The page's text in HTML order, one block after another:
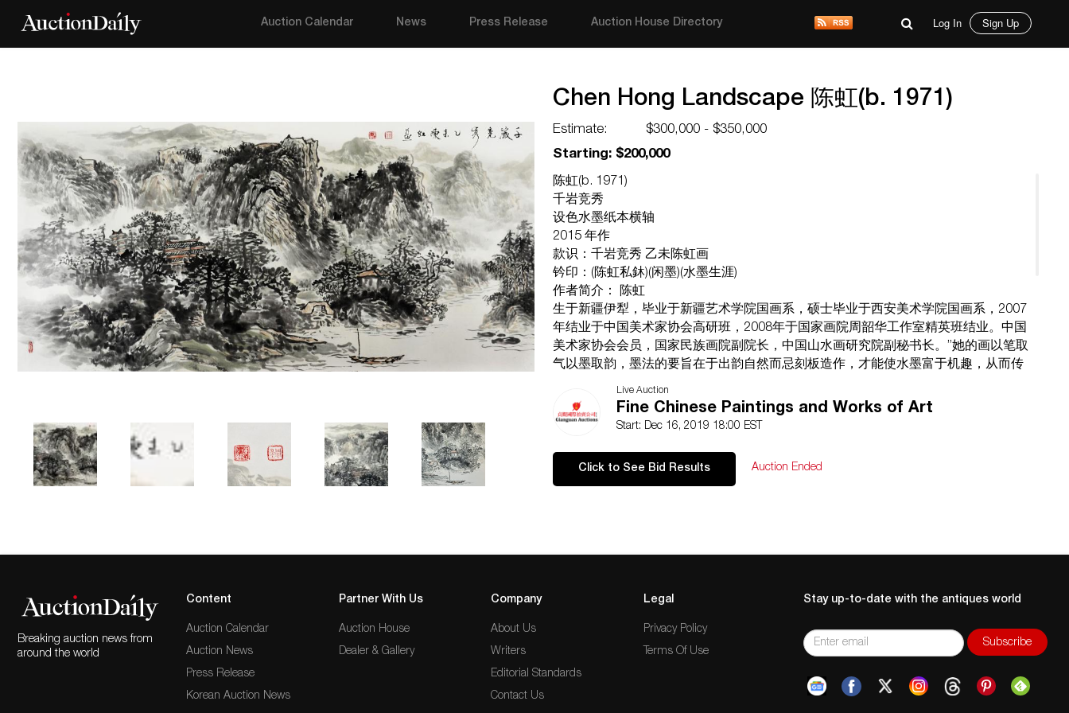
Auction Calendar News Press Release Auction House Directory Log In Sign Up
Chen Hong Landscape 陈虹(b. 1971)
Estimate:
$300,000 - $350,000
Starting: $200,000
陈虹(b. 1971)
千岩竞秀
设色水墨纸本横轴
2015 年作
款识：千岩竞秀 乙未陈虹画
钤印：(陈虹私鈢)(闲墨)(水墨生涯)
作者简介： 陈虹
生于新疆伊犁，毕业于新疆艺术学院国画系，硕士毕业于西安美术学院国画系，2007
年结业于中国美术家协会高研班，2008年于国家画院周韶华工作室精英班结业。中国
美术家协会会员，国家民族画院副院长，中国山水画研究院副秘书长。”她的画以笔取
气以墨取韵，墨法的要旨在于出韵自然而忌刻板造作，才能使水墨富于机趣，从而传
达出画家的意志，赢得观众之审美共鸣。”出版有陈虹国画精品陈虹山水书画集。
Chen Hong
Landscape
Ink & Color on Paper
Dated 2015
Live Auction
Fine Chinese Paintings and Works of Art
Start: Dec 16, 2019 18:00 EST
Click to See Bid Results Auction Ended
Breaking auction news from
around the world
Content
Auction Calendar
Auction News
Press Release
Korean Auction News
Partner With Us
Auction House
Dealer & Gallery
Company
About Us
Writers
Editorial Standards
Contact Us
Legal
Privacy Policy
Terms Of Use
Stay up-to-date with the antiques world